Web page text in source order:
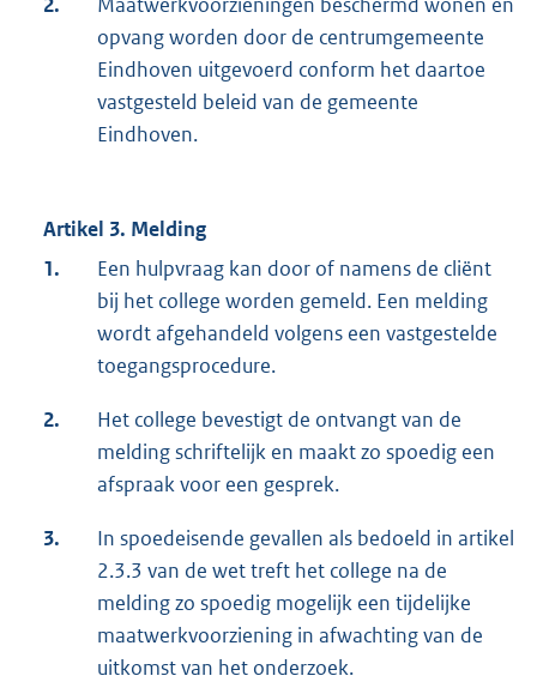
2.
Maatwerkvoorzieningen beschermd wonen en
opvang worden door de centrumgemeente
Eindhoven uitgevoerd conform het daartoe
vastgesteld beleid van de gemeente
Eindhoven.
Artikel 3. Melding
1.
Een hulpvraag kan door of namens de cliënt
bij het college worden gemeld. Een melding
wordt afgehandeld volgens een vastgestelde
toegangsprocedure.
2.
Het college bevestigt de ontvangt van de
melding schriftelijk en maakt zo spoedig een
afspraak voor een gesprek.
3.
In spoedeisende gevallen als bedoeld in artikel
2.3.3 van de wet treft het college na de
melding zo spoedig mogelijk een tijdelijke
maatwerkvoorziening in afwachting van de
uitkomst van het onderzoek.